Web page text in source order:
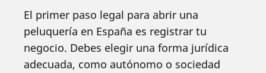
El primer paso legal para abrir una
peluquería en España es registrar tu
negocio. Debes elegir una forma jurídica
adecuada, como autónomo o sociedad